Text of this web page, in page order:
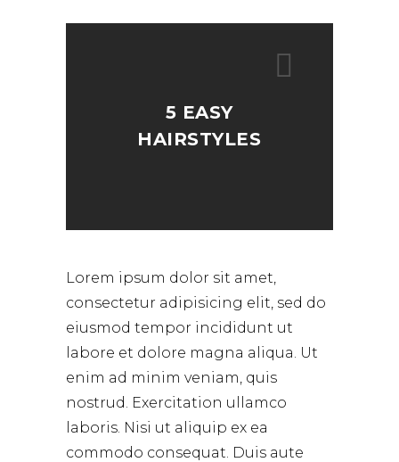
5 EASY
HAIRSTYLES
Lorem ipsum dolor sit amet,
consectetur adipisicing elit, sed do
eiusmod tempor incididunt ut
labore et dolore magna aliqua. Ut
enim ad minim veniam, quis
nostrud. Exercitation ullamco
laboris. Nisi ut aliquip ex ea
commodo consequat. Duis aute